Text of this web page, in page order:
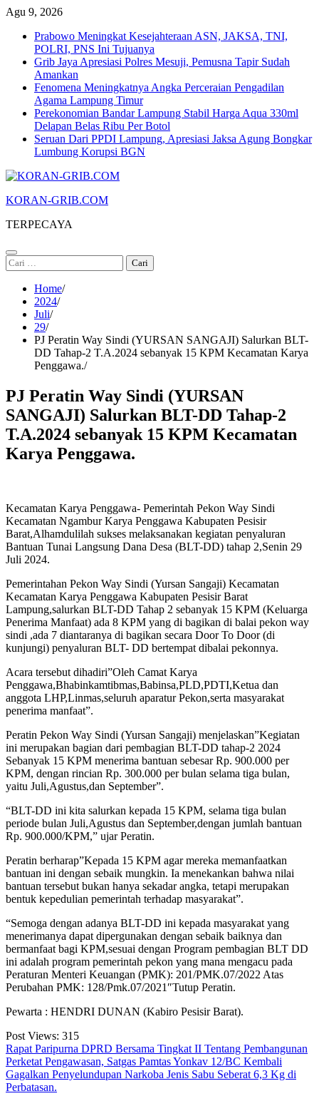
Skip
content
Agu 9, 2026
Prabowo Meningkat Kesejahteraan ASN, JAKSA, TNI,
POLRI, PNS Ini Tujuanya
Grib Jaya Apresiasi Polres Mesuji, Pemusna Tapir Sudah
Amankan
Fenomena Meningkatnya Angka Perceraian Pengadilan
Agama Lampung Timur
Perekonomian Bandar Lampung Stabil Harga Aqua 330ml
Delapan Belas Ribu Per Botol
Seruan Dari PPDI Lampung, Apresiasi Jaksa Agung Bongkar
Lumbung Korupsi BGN
KORAN-GRIB.COM
TERPECAYA
Cari
untuk:
Home
2024
Juli
29
PJ Peratin Way Sindi (YURSAN SANGAJI) Salurkan BLT-
DD Tahap-2 T.A.2024 sebanyak 15 KPM Kecamatan Karya
Penggawa.
PJ Peratin Way Sindi (YURSAN
SANGAJI) Salurkan BLT-DD Tahap-2
T.A.2024 sebanyak 15 KPM Kecamatan
Karya Penggawa.
Kecamatan Karya Penggawa- Pemerintah Pekon Way Sindi
Kecamatan Ngambur Karya Penggawa Kabupaten Pesisir
Barat,Alhamdulilah sukses melaksanakan kegiatan penyaluran
Bantuan Tunai Langsung Dana Desa (BLT-DD) tahap 2,Senin 29
Juli 2024.
Pemerintahan Pekon Way Sindi (Yursan Sangaji) Kecamatan
Kecamatan Karya Penggawa Kabupaten Pesisir Barat
Lampung,salurkan BLT-DD Tahap 2 sebanyak 15 KPM (Keluarga
Penerima Manfaat) ada 8 KPM yang di bagikan di balai pekon way
sindi ,ada 7 diantaranya di bagikan secara Door To Door (di
kunjungi) penyaluran BLT- DD bertempat dibalai pekonnya.
Acara tersebut dihadiri”Oleh Camat Karya
Penggawa,Bhabinkamtibmas,Babinsa,PLD,PDTI,Ketua dan
anggota LHP,Linmas,seluruh aparatur Pekon,serta masyarakat
penerima manfaat”.
Peratin Pekon Way Sindi (Yursan Sangaji) menjelaskan”Kegiatan
ini merupakan bagian dari pembagian BLT-DD tahap-2 2024
Sebanyak 15 KPM menerima bantuan sebesar Rp. 900.000 per
KPM, dengan rincian Rp. 300.000 per bulan selama tiga bulan,
yaitu Juli,Agustus,dan September”.
“BLT-DD ini kita salurkan kepada 15 KPM, selama tiga bulan
periode bulan Juli,Agustus dan September,dengan jumlah bantuan
Rp. 900.000/KPM,” ujar Peratin.
Peratin berharap”Kepada 15 KPM agar mereka memanfaatkan
bantuan ini dengan sebaik mungkin. Ia menekankan bahwa nilai
bantuan tersebut bukan hanya sekadar angka, tetapi merupakan
bentuk kepedulian pemerintah terhadap masyarakat”.
“Semoga dengan adanya BLT-DD ini kepada masyarakat yang
menerimanya dapat dipergunakan dengan sebaik baiknya dan
bermanfaat bagi KPM,sesuai dengan Program pembagian BLT DD
ini adalah program pemerintah pekon yang mana mengacu pada
Peraturan Menteri Keuangan (PMK): 201/PMK.07/2022 Atas
Perubahan PMK: 128/Pmk.07/2021″Tutup Peratin.
Pewarta : HENDRI DUNAN (Kabiro Pesisir Barat).
Post Views: 315
Navigasi
pos
Rapat Paripurna DPRD Bersama Tingkat II Tentang Pembangunan
Perketat Pengawasan, Satgas Pamtas Yonkav 12/BC Kembali
Gagalkan Penyelundupan Narkoba Jenis Sabu Seberat 6,3 Kg di
Perbatasan.